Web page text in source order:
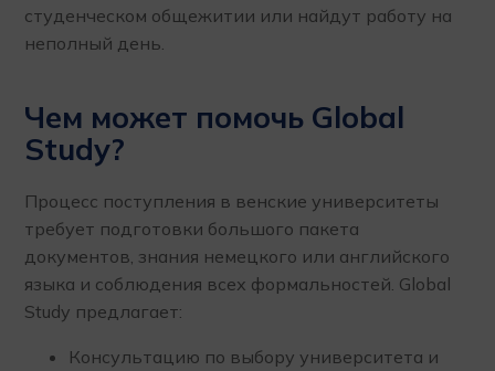
студенческом общежитии или найдут работу на
неполный день.
Чем может помочь Global
Study?
Процесс поступления в венские университеты
требует подготовки большого пакета
документов, знания немецкого или английского
языка и соблюдения всех формальностей. Global
Study предлагает:
Консультацию по выбору университета и